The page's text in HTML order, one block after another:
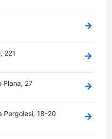
221
Plana, 27
Pergolesi, 18-20